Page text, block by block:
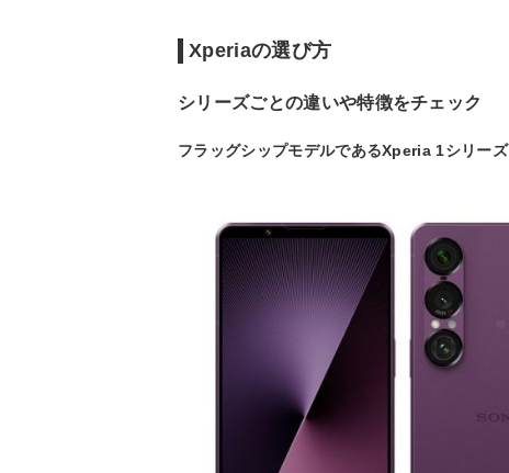
Xperiaの選び方
シリーズごとの違いや特徴をチェック
フラッグシップモデルであるXperia 1シリーズ